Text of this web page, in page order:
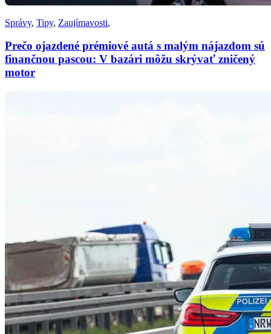
Správy, Tipy, Zaujímavosti,
Prečo ojazdené prémiové autá s malým nájazdom sú
finančnou pascou: V bazári môžu skrývať zničený
motor